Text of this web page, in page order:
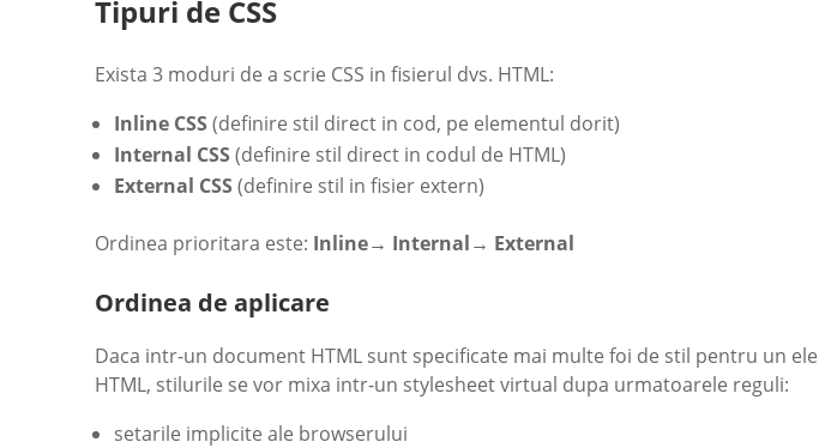
Tipuri de CSS
Exista 3 moduri de a scrie CSS in fisierul dvs. HTML:
Inline CSS(definire stil direct in cod, pe elementul dorit)
Internal CSS(definire stil direct in codul de HTML)
External CSS(definire stil in fisier extern)
Ordinea prioritara este: Inline→ Internal→ External
Ordinea de aplicare
Daca intr-un document HTML sunt specificate mai multe foi de stil pentru un
HTML, stilurile se vor mixa intr-un stylesheet virtual dupa urmatoarele reguli:
setarile implicite ale browserului